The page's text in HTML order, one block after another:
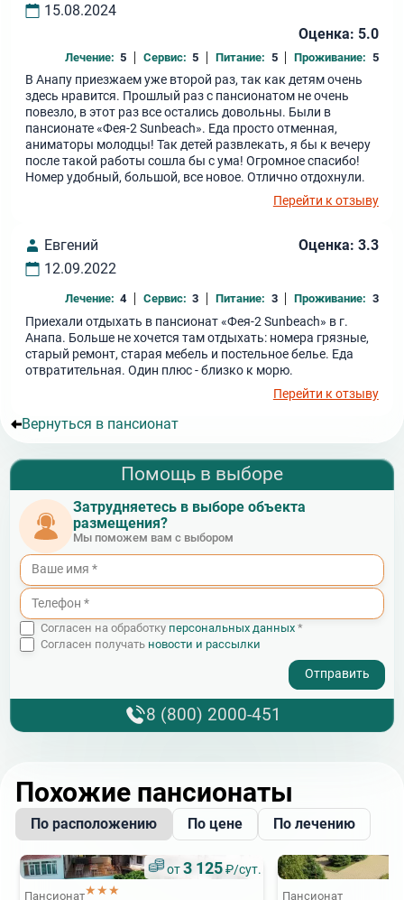
15.08.2024
Оценка: 5.0
Лечение: 5 Сервис: 5 Питание: 5 Проживание: 5
В Анапу приезжаем уже второй раз, так как детям очень
здесь нравится. Прошлый раз с пансионатом не очень
повезло, в этот раз все остались довольны. Были в
пансионате «Фея-2 Sunbeach». Еда просто отменная,
аниматоры молодцы! Так детей развлекать, я бы к вечеру
после такой работы сошла бы с ума! Огромное спасибо!
Номер удобный, большой, все новое. Отлично отдохнули.
Перейти к отзыву
Евгений
12.09.2022
Оценка: 3.3
Лечение: 4 Сервис: 3 Питание: 3 Проживание: 3
Приехали отдыхать в пансионат «Фея-2 Sunbeach» в г.
Анапа. Больше не хочется там отдыхать: номера грязные,
старый ремонт, старая мебель и постельное белье. Еда
отвратительная. Один плюс - близко к морю.
Перейти к отзыву
Вернуться в пансионат
Помощь в выборе
Затрудняетесь в выборе объекта
размещения?
Мы поможем вам с выбором
Согласен на обработку персональных данных *
Согласен получать новости и рассылки
8 (800) 2000-451
Похожие пансионаты
По расположению По цене По лечению
от3 125₽/сут.
Пансионат★★★ Пансионат